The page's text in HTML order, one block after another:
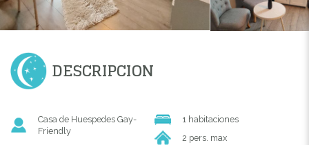
DESCRIPCION
Casa de Huespedes Gay-
Friendly
1 habitaciones
2 pers. max